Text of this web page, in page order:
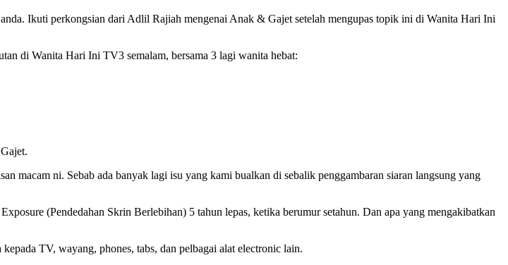
Ikuti perkongsian dari Adlil Rajiah mengenai Anak & Gajet setelah mengupas topik ini di Wanita Hari Ini
di Wanita Hari Ini TV3 semalam, bersama 3 lagi wanita hebat:
macam ni. Sebab ada banyak lagi isu yang kami bualkan di sebalik penggambaran siaran langsung yang
(Pendedahan Skrin Berlebihan) 5 tahun lepas, ketika berumur setahun. Dan apa yang mengakibatkan
TV, wayang, phones, tabs, dan pelbagai alat electronic lain.